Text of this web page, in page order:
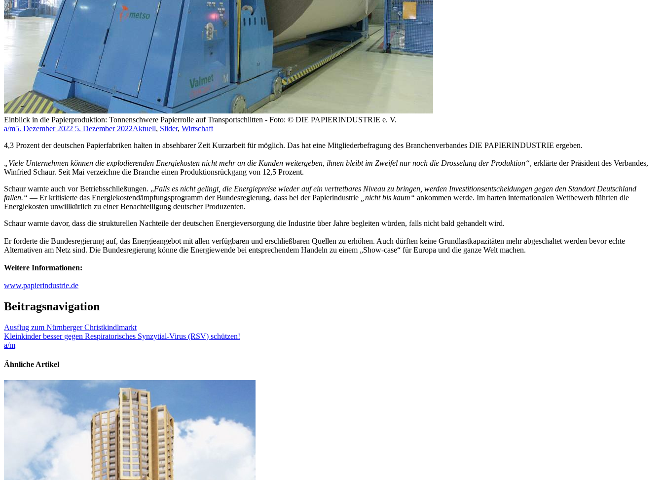
Einblick in die Papierproduktion: Tonnenschwere Papierrolle auf Transportschlitten - Foto: © DIE PAPIERINDUSTRIE e. V.
a/m5. Dezember 2022 5. Dezember 2022Aktuell, Slider, Wirtschaft
4,3 Prozent der deutschen Papierfabriken halten in absehbarer Zeit Kurzarbeit für möglich. Das hat eine Mitgliederbefragung des Branchenverbandes DIE PAPIERINDUSTRIE ergeben.
„Viele Unternehmen können die explodierenden Energiekosten nicht mehr an die Kunden weitergeben, ihnen bleibt im Zweifel nur noch die Drosselung der Produktion“, erklärte der Präsident des Verbandes,
Winfried Schaur. Seit Mai verzeichne die Branche einen Produktionsrückgang von 12,5 Prozent.
Schaur warnte auch vor Betriebsschließungen. „Falls es nicht gelingt, die Energiepreise wieder auf ein vertretbares Niveau zu bringen, werden Investitionsentscheidungen gegen den Standort Deutschland
fallen.“ — Er kritisierte das Energiekostendämpfungsprogramm der Bundesregierung, dass bei der Papierindustrie „nicht bis kaum“ ankommen werde. Im harten internationalen Wettbewerb führten die
Energiekosten unwillkürlich zu einer Benachteiligung deutscher Produzenten.
Schaur warnte davor, dass die strukturellen Nachteile der deutschen Energieversorgung die Industrie über Jahre begleiten würden, falls nicht bald gehandelt wird.
Er forderte die Bundesregierung auf, das Energieangebot mit allen verfügbaren und erschließbaren Quellen zu erhöhen. Auch dürften keine Grundlastkapazitäten mehr abgeschaltet werden bevor echte
Alternativen am Netz sind. Die Bundesregierung könne die Energiewende bei entsprechendem Handeln zu einem „Show-case“ für Europa und die ganze Welt machen.
Weitere Informationen:
www.papierindustrie.de
Beitragsnavigation
Ausflug zum Nürnberger Christkindlmarkt
Kleinkinder besser gegen Respiratorisches Synzytial-Virus (RSV) schützen!
a/m
Ähnliche Artikel